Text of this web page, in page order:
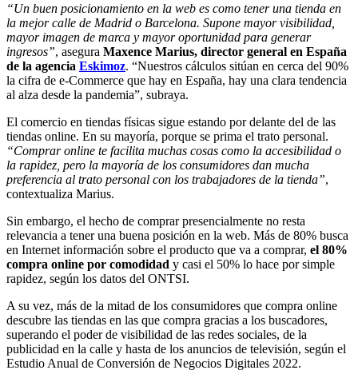
“Un buen posicionamiento en la web es como tener una tienda en
la mejor calle de Madrid o Barcelona. Supone mayor visibilidad,
mayor imagen de marca y mayor oportunidad para generar
ingresos”, asegura Maxence Marius, director general en España
de la agencia Eskimoz. “Nuestros cálculos sitúan en cerca del 90%
la cifra de e-Commerce que hay en España, hay una clara tendencia
al alza desde la pandemia”, subraya.
El comercio en tiendas físicas sigue estando por delante del de las
tiendas online. En su mayoría, porque se prima el trato personal.
“Comprar online te facilita muchas cosas como la accesibilidad o
la rapidez, pero la mayoría de los consumidores dan mucha
preferencia al trato personal con los trabajadores de la tienda”,
contextualiza Marius.
Sin embargo, el hecho de comprar presencialmente no resta
relevancia a tener una buena posición en la web. Más de 80% busca
en Internet información sobre el producto que va a comprar, el 80%
compra online por comodidad y casi el 50% lo hace por simple
rapidez, según los datos del ONTSI.
A su vez, más de la mitad de los consumidores que compra online
descubre las tiendas en las que compra gracias a los buscadores,
superando el poder de visibilidad de las redes sociales, de la
publicidad en la calle y hasta de los anuncios de televisión, según el
Estudio Anual de Conversión de Negocios Digitales 2022.